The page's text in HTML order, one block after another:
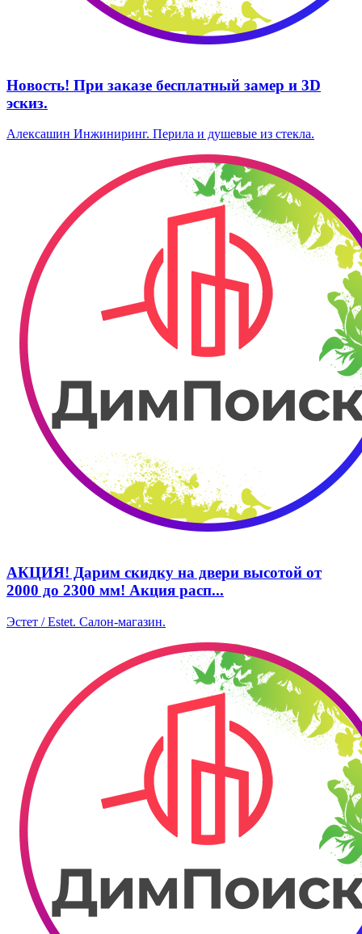
Новость! При заказе бесплатный замер и 3D
эскиз.
Алексашин Инжиниринг. Перила и душевые из стекла.
АКЦИЯ! Дарим скидку на двери высотой от
2000 до 2300 мм! Акция расп...
Эстет / Estet. Салон-магазин.